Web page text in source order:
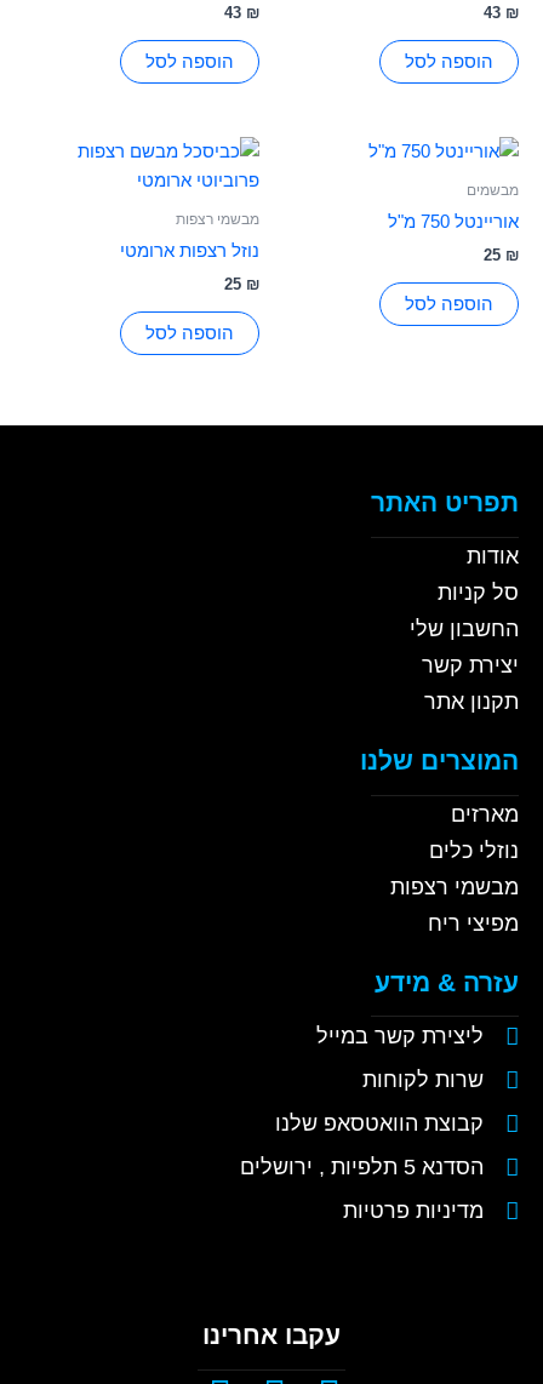
43 ₪
הוספה לסל
43 ₪
הוספה לסל
מבשמים
אוריינטל 750 מ"ל
25 ₪
הוספה לסל
מבשמי רצפות
נוזל רצפות ארומטי
25 ₪
הוספה לסל
תפריט האתר
אודות
סל קניות
החשבון שלי
יצירת קשר
תקנון אתר
המוצרים שלנו
מארזים
נוזלי כלים
מבשמי רצפות
מפיצי ריח
עזרה & מידע
ליצירת קשר במייל
שרות לקוחות
קבוצת הוואטסאפ שלנו
הסדנא 5 תלפיות , ירושלים
מדיניות פרטיות
עקבו אחרינו